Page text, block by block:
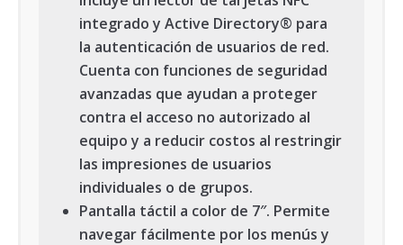
integrado y Active Directory® para
la autenticación de usuarios de red.
Cuenta con funciones de seguridad
avanzadas que ayudan a proteger
contra el acceso no autorizado al
equipo y a reducir costos al restringir
las impresiones de usuarios
individuales o de grupos.
Pantalla táctil a color de 7″. Permite
navegar fácilmente por los menús y